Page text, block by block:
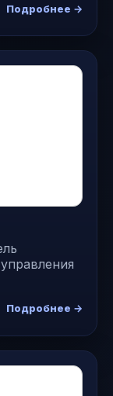
Подробнее →
Подробнее →